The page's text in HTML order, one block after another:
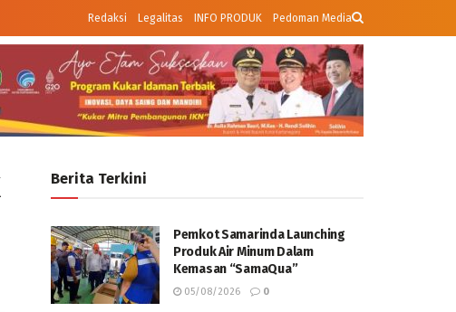
Redaksi Legalitas INFO PRODUK Pedoman Media
Berita Terkini
Pemkot Samarinda Launching
Produk Air Minum Dalam
Kemasan “SamaQua”
05/08/2026 0